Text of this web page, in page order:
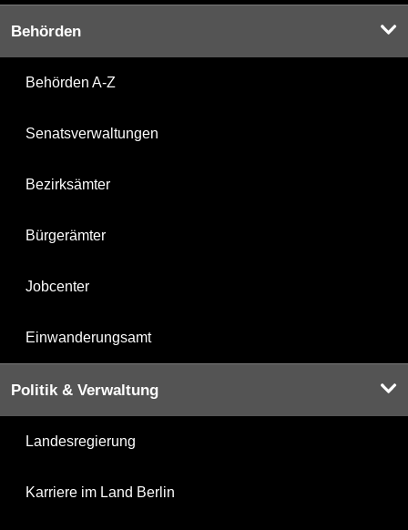
Behörden
Behörden A-Z
Senatsverwaltungen
Bezirksämter
Bürgerämter
Jobcenter
Einwanderungsamt
Politik & Verwaltung
Landesregierung
Karriere im Land Berlin